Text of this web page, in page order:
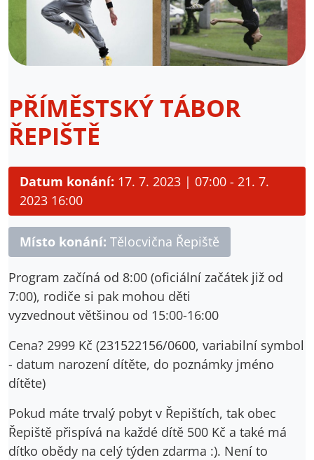
PŘÍMĚSTSKÝ TÁBOR
ŘEPIŠTĚ
Datum konání: 17. 7. 2023 | 07:00 - 21. 7.
2023 16:00
Místo konání: Tělocvična Řepiště
Program začíná od 8:00 (oficiální začátek již od
7:00), rodiče si pak mohou děti
vyzvednout většinou od 15:00-16:00
Cena? 2999 Kč (231522156/0600, variabilní symbol
- datum narození dítěte, do poznámky jméno
dítěte)
Pokud máte trvalý pobyt v Řepištích, tak obec
Řepiště přispívá na každé dítě 500 Kč a také má
dítko obědy na celý týden zdarma :). Není to